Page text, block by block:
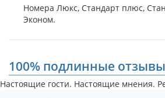
прикроватная тумбочка, кухня,
умывальниками и туалетом
Данные домики рассчитаны для
База отдыха Автомобилист
деревянными верандами, внутренняя
сделана из вагонки, и деревянными
Номера Люкс, Стандарт плюс,
Эконом.
100% подлинные
Настоящие гости. Настоящие мнения.